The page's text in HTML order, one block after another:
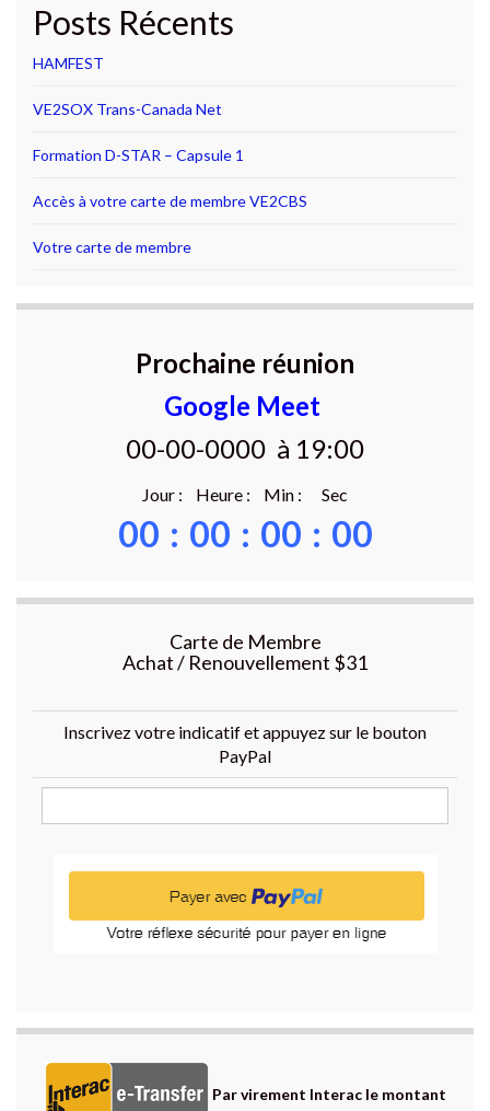
Posts Récents
HAMFEST
VE2SOX Trans-Canada Net
Formation D-STAR – Capsule 1
Accès à votre carte de membre VE2CBS
Votre carte de membre
Prochaine réunion
Google Meet
00-00-0000 à 19:00
Jour : Heure : Min : Sec
00 : 00 : 00 : 00
Carte de Membre
Achat / Renouvellement $31
Inscrivez votre indicatif et appuyez sur le bouton
PayPal
Par virement Interac le montant